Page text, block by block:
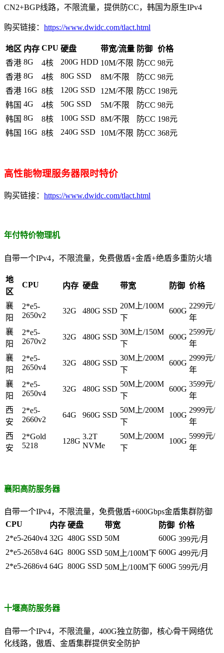
CN2+BGP线路，不限流量，提供防CC，韩国为原生IPv4
购买链接： https://www.dwidc.com/tlact.html
地区 内存 CPU 硬盘 带宽/流量 防御 价格
香港 8G 4核 200G HDD 10M/不限 防CC 98元
香港 8G 4核 80G SSD 8M/不限 防CC 98元
香港 16G 8核 120G SSD 12M/不限 防CC 198元
韩国 4G 4核 50G SSD 5M/不限 防CC 98元
韩国 8G 8核 100G SSD 8M/不限 防CC 198元
韩国 16G 8核 240G SSD 10M/不限 防CC 368元
高性能物理服务器限时特价
购买链接： https://www.dwidc.com/tlact.html
年付特价物理机
自带一个IPv4，不限流量，免费傲盾+金盾+绝盾多重防火墙
地
区
CPU 内存 硬盘 带宽 防御 价格
襄
阳
2*e5-
2650v2
32G 480G SSD
20M上/100M
下
600G
2299元/
年
襄
阳
2*e5-
2670v2
32G 480G SSD
30M上/150M
下
600G
2599元/
年
襄
阳
2*e5-
2650v4
32G 480G SSD
30M上/200M
下
600G
2999元/
年
襄
阳
2*e5-
2650v4
32G 480G SSD
50M上/200M
下
600G
3599元/
年
西
安
2*e5-
2660v2
64G 960G SSD
50M上/200M
下
100G
2999元/
年
西
安
2*Gold
5218
128G
3.2T
NVMe
50M上/200M
下
100G
5999元/
年
襄阳高防服务器
自带一个IPv4，不限流量，免费傲盾+600Gbps金盾集群防御
CPU
内存 硬盘 带宽 防御 价格
2*e5-2640v4 32G 480G SSD 50M 600G 399元/月
2*e5-2658v4 64G 800G SSD 50M上/100M下 600G 499元/月
2*e5-2686v4 64G 800G SSD 50M上/100M下 600G 599元/月
十堰高防服务器
自带一个IPv4，不限流量，400G独立防御，核心骨干网络优
化线路，傲盾、金盾集群提供安全防护